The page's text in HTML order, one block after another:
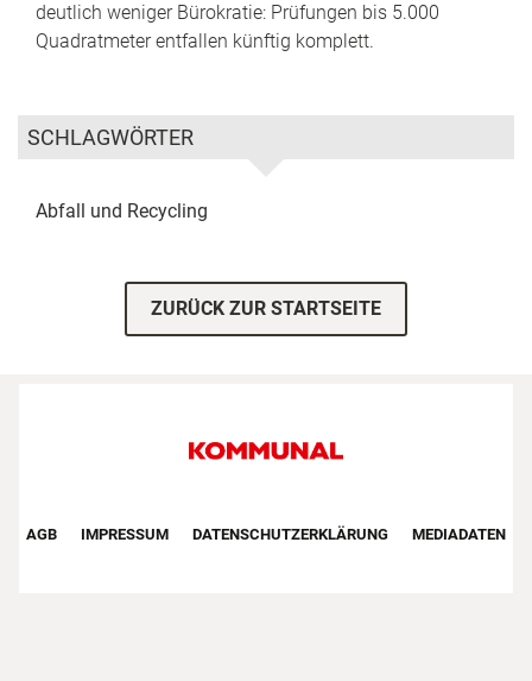
deutlich weniger Bürokratie: Prüfungen bis 5.000
Quadratmeter entfallen künftig komplett.
SCHLAGWÖRTER
Abfall und Recycling
ZURÜCK ZUR STARTSEITE
Footer First Navigation
AGB IMPRESSUM DATENSCHUTZERKLÄRUNG MEDIADATEN